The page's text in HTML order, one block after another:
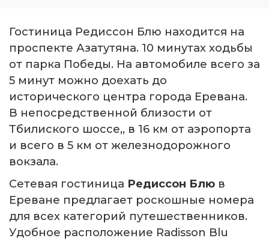
Гостиница Редиссон Блю находится на
проспекте Азатутяна. 10 минутах ходьбы
от парка Победы. На автомобиле всего за
5 минут можно доехать до
исторического центра города Еревана.
В непосредственной близости от
Тбилиского шоссе,, в 16 км от аэропорта
и всего в 5 км от железнодорожного
вокзала.
Сетевая гостиница Редиссон Блю в
Ереване предлагает роскошные номера
для всех категорий путешественников.
Удобное расположение Radisson Blu